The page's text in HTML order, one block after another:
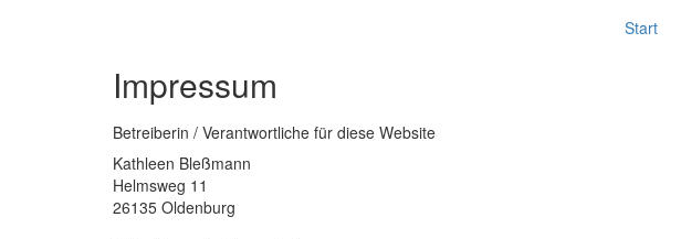
Start
Impressum
Betreiberin / Verantwortliche für diese Website
Kathleen Bleßmann
Helmsweg 11
26135 Oldenburg